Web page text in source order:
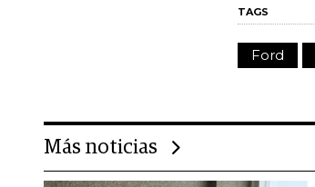
TAGS
Ford
Más noticias